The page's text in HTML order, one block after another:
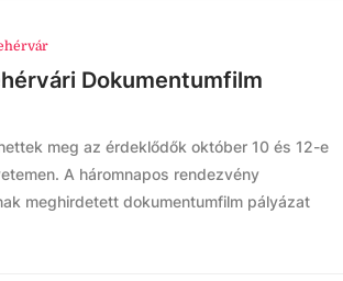
Dokumentumfilm
meg az érdeklődők október 10 és 12-e
A háromnapos rendezvény
meghirdetett dokumentumfilm pályázat